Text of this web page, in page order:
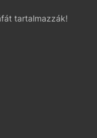
tartalmazzák!